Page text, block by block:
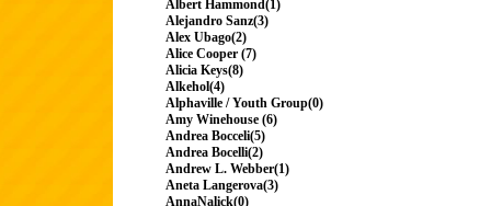
Albert Hammond(1)
Alejandro Sanz(3)
Alex Ubago(2)
Alice Cooper (7)
Alicia Keys(8)
Alkehol(4)
Alphaville / Youth Group(0)
Amy Winehouse (6)
Andrea Bocceli(5)
Andrea Bocelli(2)
Andrew L. Webber(1)
Aneta Langerova(3)
AnnaNalick(0)